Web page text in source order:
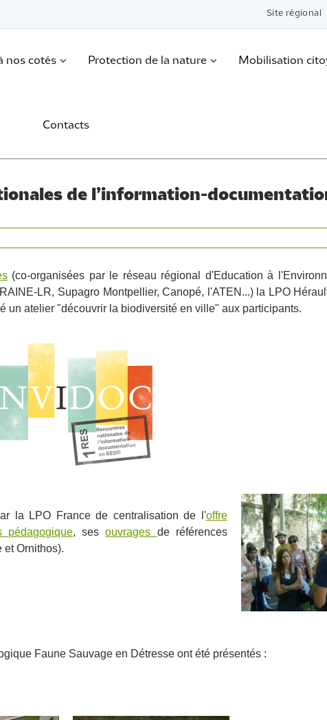
Site régional
nos cotés Protection de la nature Mobilisation
Contacts
de l’information-
(co-organisées par le réseau régional d'Education à
LR, Supagro Montpellier, Canopé, l'ATEN...) la LPO
un atelier "découvrir la biodiversité en ville" aux participants.
la LPO France de centralisation de l'offre
pédagogique, sesouvrages de références
et Ornithos).
Faune Sauvage en Détresse ont été présentés :